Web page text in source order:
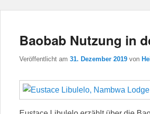
Baobab Nutzung in
Veröffentlicht am 31. Dezember 2019 von